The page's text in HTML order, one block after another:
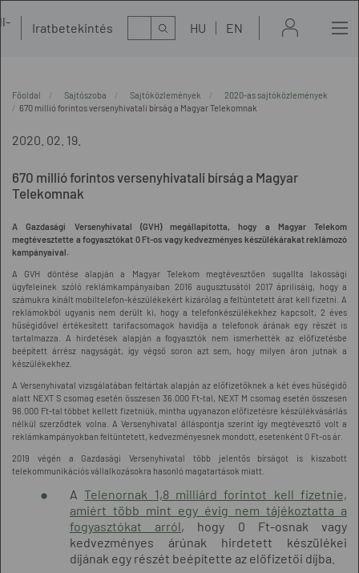
Iratbetekintés Kereső HU EN
Főoldal Sajtószoba Sajtóközlemények
2020-as sajtóközlemények
670 millió forintos versenyhivatali bírság a Magyar Telekomnak
2020. 02. 19.
670 millió forintos versenyhivatali bírság a Magyar
Telekomnak
A Gazdasági Versenyhivatal (GVH) megállapította, hogy a Magyar Telekom
megtévesztette a fogyasztókat 0 Ft-os vagykedvezményes készülékárakat reklámozó
kampányaival.
A GVH döntése alapján a Magyar Telekom megtévesztően sugallta lakossági
ügyfeleinek szóló reklámkampányaiban 2016 augusztusától 2017 áprilisáig, hogy a
számukra kínált mobiltelefon-készülékekért kizárólag a feltüntetett árat kell fizetni. A
reklámokból ugyanis nem derült ki, hogy a telefonkészülékekhez kapcsolt, 2 éves
hűségidővel értékesített tarifacsomagok havidíja a telefonok árának egy részét is
tartalmazza. A hirdetések alapján a fogyasztók nem ismerhették az előfizetésbe
beépített árrész nagyságát, így végső soron azt sem, hogy milyen áron jutnak a
készülékekhez.
A Versenyhivatal vizsgálatában feltártak alapján az előfizetőknek a két éves hűségidő
alatt NEXT S csomag esetén összesen 36.000 Ft-tal, NEXT M csomag esetén összesen
96.000 Ft-tal többet kellett fizetniük, mintha ugyanazon előfizetésre készülékvásárlás
nélkül szerződtek volna. A Versenyhivatal álláspontja szerint így megtévesztő volt a
reklámkampányokban feltüntetett, kedvezményesnek mondott, esetenként 0 Ft-os ár.
2019 végén a Gazdasági Versenyhivatal több jelentős bírságot is kiszabott
telekommunikációs vállalkozásokra hasonló magatartások miatt.
ATelenornak 1,8 milliárd forintot kell fizetnie,
amiért több mint egy évig nem tájékoztatta a
fogyasztókat arról, hogy 0 Ft-osnak vagy
kedvezményes árúnak hirdetett készülékei
díjának egy részét beépítette az előfizetői díjba.